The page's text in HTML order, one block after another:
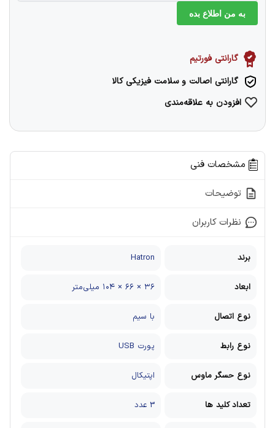
به من اطلاع بده
گارانتی فورتیم
گارانتی اصالت و سلامت فیزیکی کالا
افزودن به علاقه‌مندی
مشخصات فنی
توضیحات
نظرات کاربران
برند Hatron
ابعاد ۳۶ × ۶۶ × ۱۰۴ میلی‌متر
نوع اتصال با سیم
نوع رابط پورت USB
نوع حسگر ماوس اپتیکال
تعداد کلید ها 3 عدد